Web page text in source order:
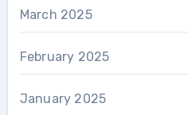
March 2025
February 2025
January 2025